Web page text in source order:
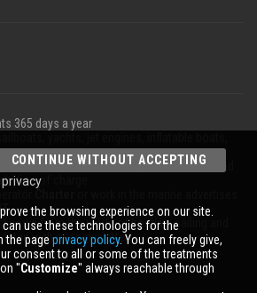
365 days a year
in our database or even post a classified ad
free of charge.
.
news from the world of boating, sailing and
with our newsletter.
CONTINUE WITHOUT ACCEPTING
the browsing experience on our site.
use these technologies for the
the page privacy policy. You can freely give,
consent to all or some of the treatments
''Customize'' always reachable through